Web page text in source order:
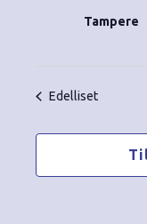
Tampere
Edelliset